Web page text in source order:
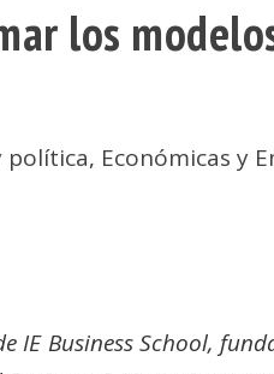
los
política, Económicas y
IE Business School,